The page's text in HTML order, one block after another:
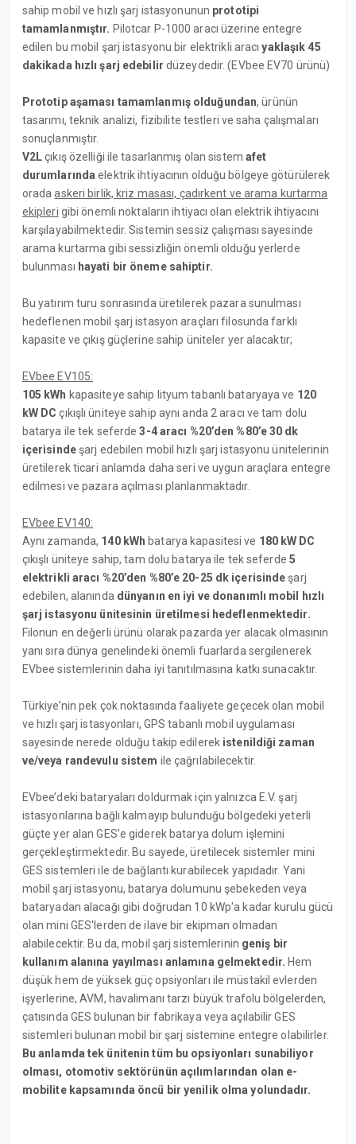
sahip mobil ve hızlı şarj istasyonunun prototipi
tamamlanmıştır. Pilotcar P-1000 aracı üzerine entegre
edilen bu mobil şarj istasyonu bir elektrikli aracıyaklaşık 45
dakikada hızlı şarj edebilir düzeydedir. (EVbee EV70 ürünü)
Prototip aşaması tamamlanmış olduğundan, ürünün
tasarımı, teknik analizi, fizibilite testleri ve saha çalışmaları
sonuçlanmıştır.
V2Lçıkış özelliği ile tasarlanmış olan sistem afet
durumlarındaelektrik ihtiyacının olduğu bölgeye götürülerek
oradaaskeri birlik, kriz masası, çadırkent ve arama kurtarma
ekipleri gibi önemli noktaların ihtiyacı olan elektrik ihtiyacını
karşılayabilmektedir. Sistemin sessiz çalışması sayesinde
arama kurtarma gibi sessizliğin önemli olduğu yerlerde
bulunması hayati bir öneme sahiptir.
Bu yatırım turu sonrasında üretilerek pazara sunulması
hedeflenen mobil şarj istasyon araçları filosunda farklı
kapasite ve çıkış güçlerine sahip üniteler yer alacaktır;
EVbee EV105:
105 kWh kapasiteye sahip lityum tabanlı bataryaya ve 120
kW DC çıkışlı üniteye sahip aynı anda 2 aracı ve tam dolu
batarya ile tek seferde3-4 aracı %20’den %80’e 30 dk
içerisindeşarj edebilen mobil hızlı şarj istasyonu ünitelerinin
üretilerek ticari anlamda daha seri ve uygun araçlara entegre
edilmesi ve pazara açılması planlanmaktadır.
EVbee EV140:
Aynı zamanda, 140 kWh batarya kapasitesi ve 180 kW DC
çıkışlı üniteye sahip, tam dolu batarya ile tek seferde 5
elektrikli aracı %20’den %80’e 20-25 dk içerisindeşarj
edebilen, alanında dünyanın en iyi ve donanımlı mobil hızlı
şarj istasyonu ünitesinin üretilmesi hedeflenmektedir.
Filonun en değerli ürünü olarak pazarda yer alacak olmasının
yanı sıra dünya genelindeki önemli fuarlarda sergilenerek
EVbee sistemlerinin daha iyi tanıtılmasına katkı sunacaktır.
Türkiye’nin pek çok noktasında faaliyete geçecek olan mobil
ve hızlı şarj istasyonları, GPS tabanlı mobil uygulaması
sayesinde nerede olduğu takip edilerek istenildiği zaman
ve/veya randevulu sistem ile çağrılabilecektir.
EVbee’deki bataryaları doldurmak için yalnızca E.V. şarj
istasyonlarına bağlı kalmayıp bulunduğu bölgedeki yeterli
güçte yer alan GES’e giderek batarya dolum işlemini
gerçekleştirmektedir. Bu sayede, üretilecek sistemler mini
GES sistemleri ile de bağlantı kurabilecek yapıdadır. Yani
mobil şarj istasyonu, batarya dolumunu şebekeden veya
bataryadan alacağı gibi doğrudan 10 kWp'a kadar kurulu gücü
olan mini GES'lerden de ilave bir ekipman olmadan
alabilecektir. Bu da, mobil şarj sistemlerinin geniş bir
kullanım alanına yayılması anlamına gelmektedir. Hem
düşük hem de yüksek güç opsiyonları ile müstakil evlerden
işyerlerine, AVM, havalimanı tarzı büyük trafolu bölgelerden,
çatısında GES bulunan bir fabrikaya veya açılabilir GES
sistemleri bulunan mobil bir şarj sistemine entegre olabilirler.
Bu anlamda tek ünitenin tüm bu opsiyonları sunabiliyor
olması, otomotiv sektörünün açılımlarından olan e-
mobilite kapsamında öncü bir yenilik olma yolundadır.